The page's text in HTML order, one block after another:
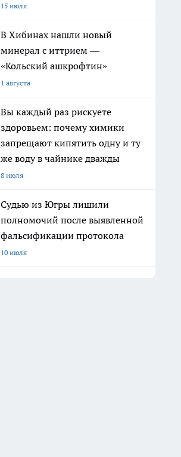
15 июля
В Хибинах нашли новый
минерал с иттрием —
«Кольский ашкрофтин»
1 августа
Вы каждый раз рискуете
здоровьем: почему химики
запрещают кипятить одну и ту
же воду в чайнике дважды
8 июля
Судью из Югры лишили
полномочий после выявленной
фальсификации протокола
10 июля